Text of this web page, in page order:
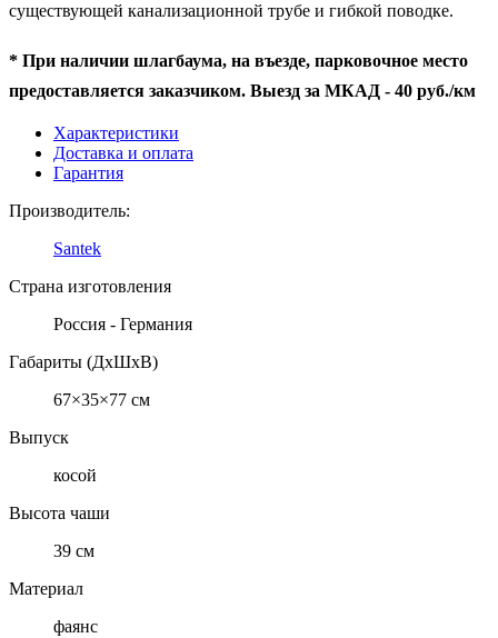
существующей канализационной трубе и гибкой поводке.
* При наличии шлагбаума, на въезде, парковочное место
предоставляется заказчиком. Выезд за МКАД - 40 руб./км
Характеристики
Доставка и оплата
Гарантия
Производитель:
Santek
Страна изготовления
Россия - Германия
Габариты (ДхШхВ)
67×35×77 см
Выпуск
косой
Высота чаши
39 см
Материал
фаянс